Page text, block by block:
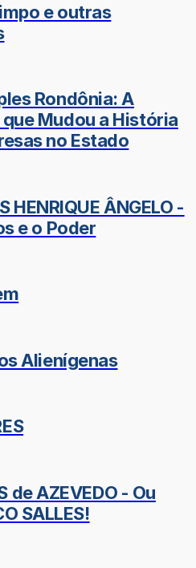
e outras
Rondônia: A
Mudou a História
no Estado
HENRIQUE ÂNGELO -
e o Poder
Alienígenas
de AZEVEDO - Ou
SALLES!